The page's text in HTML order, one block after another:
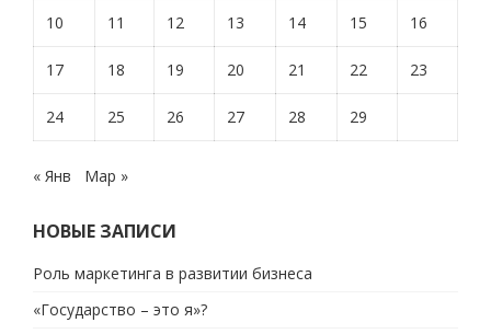
10 11 12 13 14 15 16
17 18 19 20 21 22 23
24 25 26 27 28 29
« Янв Мар »
НОВЫЕ ЗАПИСИ
Роль маркетинга в развитии бизнеса
«Государство – это я»?